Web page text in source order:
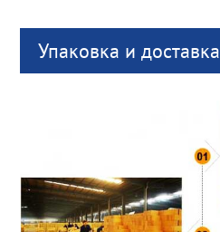
Упаковка и доставка